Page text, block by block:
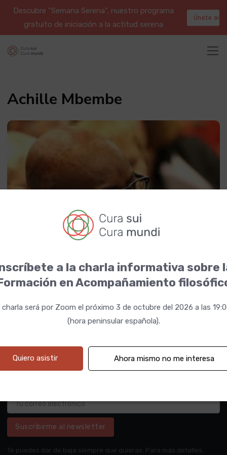
Descubre "Semana Serena", nuestro programa
gratuito de iniciación a la actitud serena
Únete aquí
Achille Mbembe
Suscribirme al newsletter
Te puedes dar de baja siempre que quieras. Para más detalles,
a la charla informativa sobre
en Acompañamiento
charla será por Zoom el próximo 3 de octubre del 2026 a las
(hora peninsular española).
Quiero asistir Ahora mismo no me interesa